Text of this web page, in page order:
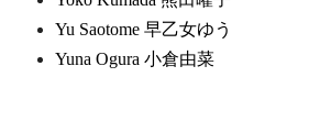
Yu Saotome 早乙女ゆう
Yuna Ogura 小倉由菜